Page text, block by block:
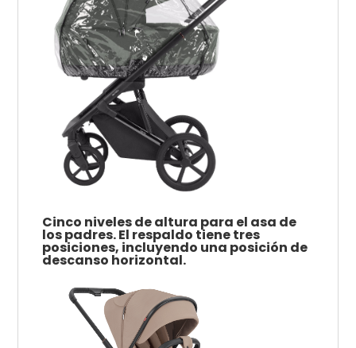
Cinco niveles de altura para el asa de
los padres. El respaldo tiene tres
posiciones, incluyendo una posición de
descanso horizontal.